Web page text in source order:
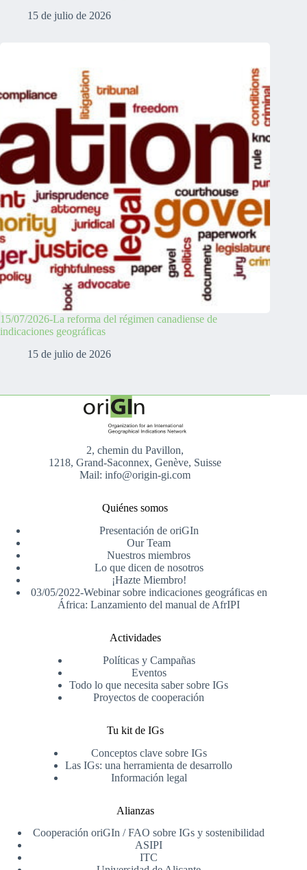
15 de julio de 2026
15/07/2026-La reforma del régimen canadiense de
indicaciones geográficas
15 de julio de 2026
2, chemin du Pavillon,
1218, Grand-Saconnex, Genève, Suisse
Mail: info@origin-gi.com
Quiénes somos
Presentación de oriGIn
Our Team
Nuestros miembros
Lo que dicen de nosotros
¡Hazte Miembro!
03/05/2022-Webinar sobre indicaciones geográficas en
África: Lanzamiento del manual de AfrIPI
Actividades
Políticas y Campañas
Eventos
Todo lo que necesita saber sobre IGs
Proyectos de cooperación
Tu kit de IGs
Conceptos clave sobre IGs
Las IGs: una herramienta de desarrollo
Información legal
Alianzas
Cooperación oriGIn / FAO sobre IGs y sostenibilidad
ASIPI
ITC